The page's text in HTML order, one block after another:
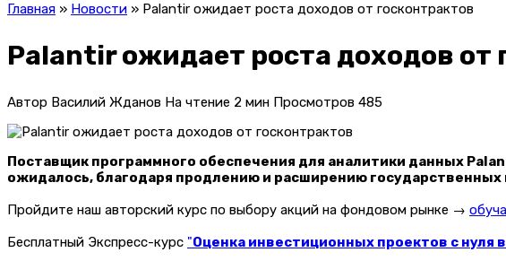
Главная » Новости » Palantir ожидает роста доходов от госконтрактов
Palantir ожидает роста доходов от
Автор Василий Жданов На чтение 2 мин Просмотров 485
Поставщик программного обеспечения для аналитики данных
ожидалось, благодаря продлению и расширению государственных
Пройдите наш авторский курс по выбору акций на фондовом рынке →
Бесплатный Экспресс-курс "Оценка инвестиционных проектов с нуля